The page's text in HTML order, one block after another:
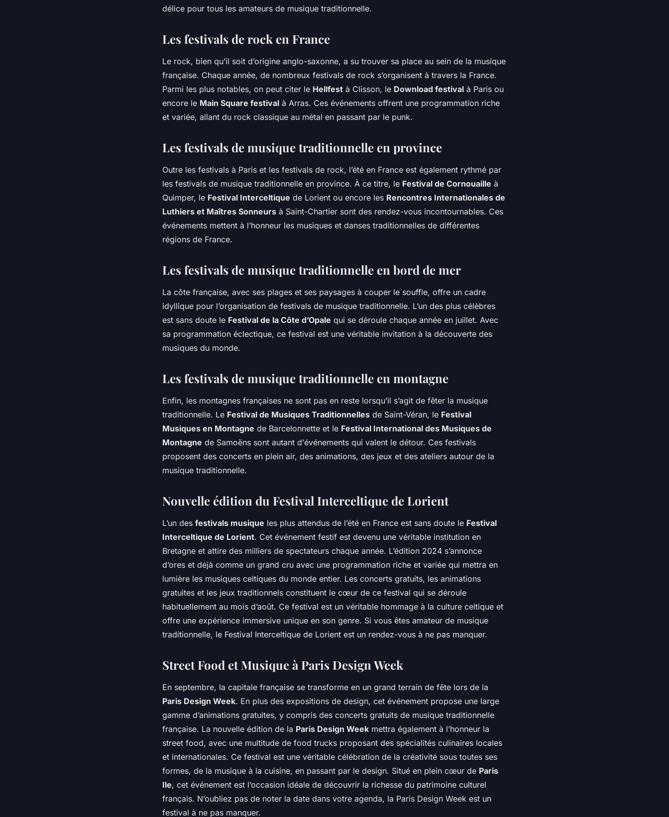
délice pour tous les amateurs de musique traditionnelle.
Les festivals de rock en France
Le rock, bien qu’il soit d’origine anglo-saxonne, a su trouver sa place au sein de la musique
française. Chaque année, de nombreux festivals de rock s’organisent à travers la France.
Parmi les plus notables, on peut citer le Hellfest à Clisson, le Download festival à Paris ou
encore le Main Square festival à Arras. Ces événements offrent une programmation riche
et variée, allant du rock classique au métal en passant par le punk.
Les festivals de musique traditionnelle en province
Outre les festivals à Paris et les festivals de rock, l’été en France est également rythmé par
les festivals de musique traditionnelle en province. À ce titre, le Festival de Cornouaille à
Quimper, le Festival Interceltique de Lorient ou encore les Rencontres Internationales de
Luthiers et Maîtres Sonneurs à Saint-Chartier sont des rendez-vous incontournables. Ces
événements mettent à l’honneur les musiques et danses traditionnelles de différentes
régions de France.
Les festivals de musique traditionnelle en bord de mer
La côte française, avec ses plages et ses paysages à couper le souffle, offre un cadre
idyllique pour l’organisation de festivals de musique traditionnelle. L’un des plus célèbres
est sans doute le Festival de la Côte d’Opale qui se déroule chaque année en juillet. Avec
sa programmation éclectique, ce festival est une véritable invitation à la découverte des
musiques du monde.
Les festivals de musique traditionnelle en montagne
Enfin, les montagnes françaises ne sont pas en reste lorsqu’il s’agit de fêter la musique
traditionnelle. Le Festival de Musiques Traditionnelles de Saint-Véran, le Festival
Musiques en Montagne de Barcelonnette et le Festival International des Musiques de
Montagne de Samoëns sont autant d’événements qui valent le détour. Ces festivals
proposent des concerts en plein air, des animations, des jeux et des ateliers autour de la
musique traditionnelle.
Nouvelle édition du Festival Interceltique de Lorient
L’un des festivals musique les plus attendus de l’été en France est sans doute le Festival
Interceltique de Lorient. Cet événement festif est devenu une véritable institution en
Bretagne et attire des milliers de spectateurs chaque année. L’édition 2024 s’annonce
d’ores et déjà comme un grand cru avec une programmation riche et variée qui mettra en
lumière les musiques celtiques du monde entier. Les concerts gratuits, les animations
gratuites et les jeux traditionnels constituent le cœur de ce festival qui se déroule
habituellement au mois d’août. Ce festival est un véritable hommage à la culture celtique et
offre une expérience immersive unique en son genre. Si vous êtes amateur de musique
traditionnelle, le Festival Interceltique de Lorient est un rendez-vous à ne pas manquer.
Street Food et Musique à Paris Design Week
En septembre, la capitale française se transforme en un grand terrain de fête lors de la
Paris Design Week. En plus des expositions de design, cet événement propose une large
gamme d’animations gratuites, y compris des concerts gratuits de musique traditionnelle
française. La nouvelle édition de la Paris Design Week mettra également à l’honneur la
street food, avec une multitude de food trucks proposant des spécialités culinaires locales
et internationales. Ce festival est une véritable célébration de la créativité sous toutes ses
formes, de la musique à la cuisine, en passant par le design. Situé en plein cœur de Paris
Ile, cet événement est l’occasion idéale de découvrir la richesse du patrimoine culturel
français. N’oubliez pas de noter la date dans votre agenda, la Paris Design Week est un
festival à ne pas manquer.